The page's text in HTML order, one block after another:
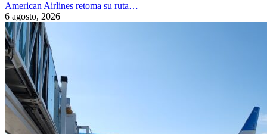
American Airlines retoma su ruta…
6 agosto, 2026